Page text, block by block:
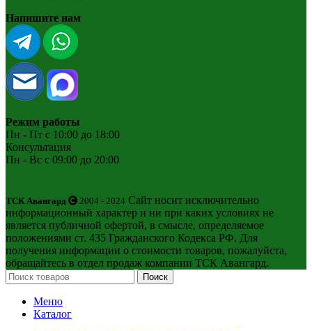
Напишите нам
Режим работы
Пн - Пт с 10:00 до 18:00
Консультация
Пн - Вс с 09:00 до 20:00
ТСК Авангард 2004 - 2024 Сайт носит исключительно
информационный характер и ни при каких условиях не
является публичной офертой, в смысле, определяемое
положениями ст. 435 Гражданского Кодекса РФ. Для
получения информации о стоимости товаров, пожалуйста,
обращайтесь в отдел продаж компании ТСК Авангард.
Поиск
Меню
Каталог